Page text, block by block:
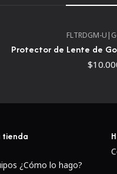
FLTRDGM-U |
Protector de Lente de
tienda
¿Cómo lo hago?